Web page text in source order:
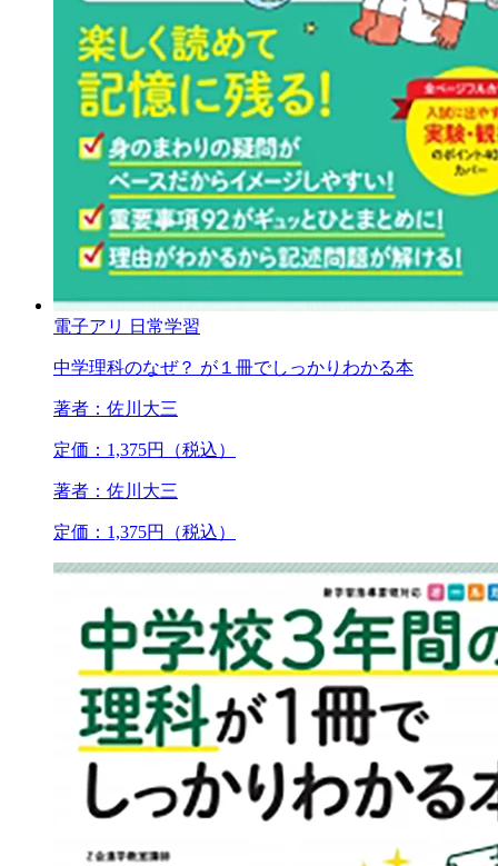
電子アリ 日常学習
中学理科のなぜ？ が１冊でしっかりわかる本
著者：佐川大三
定価：1,375円（税込）
著者：佐川大三
定価：1,375円（税込）